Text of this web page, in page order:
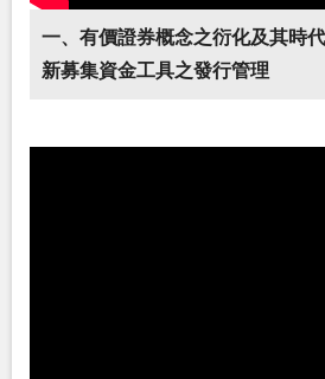
一、有價證券概念之衍化及其時
新募集資金工具之發行管理